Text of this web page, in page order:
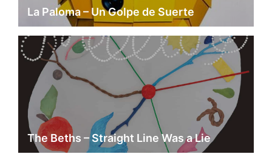
La Paloma – Un Golpe de Suerte
The Beths – Straight Line Was a Lie